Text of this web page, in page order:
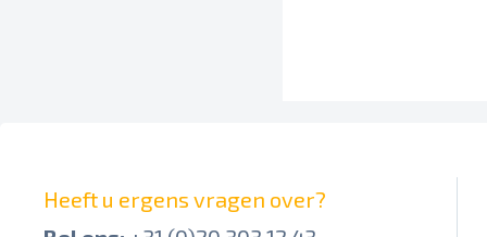
Heeft u ergens vragen over?